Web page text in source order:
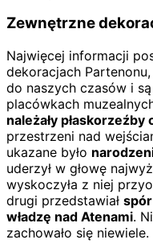
Zewnętrzne
Najwięcej informacji
dekoracjach
do naszych czasów i
placówkach
należały
przestrzeni nad
ukazane było
uderzył w głowę
wyskoczyła z niej
drugi przedstawiał
władzę nad Atenami.
zachowało się niewiele.